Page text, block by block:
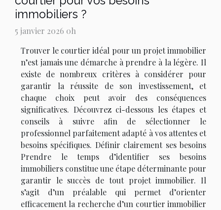
immobiliers ?
5 janvier 2026 0h
Trouver le courtier idéal pour un projet immobilier
n’est jamais une démarche à prendre à la légère. Il
existe de nombreux critères à considérer pour
garantir la réussite de son investissement, et
chaque choix peut avoir des conséquences
significatives. Découvrez ci-dessous les étapes et
conseils à suivre afin de sélectionner le
professionnel parfaitement adapté à vos attentes et
besoins spécifiques. Définir clairement ses besoins
Prendre le temps d’identifier ses besoins
immobiliers constitue une étape déterminante pour
garantir le succès de tout projet immobilier. Il
s’agit d’un préalable qui permet d’orienter
efficacement la recherche d’un courtier immobilier